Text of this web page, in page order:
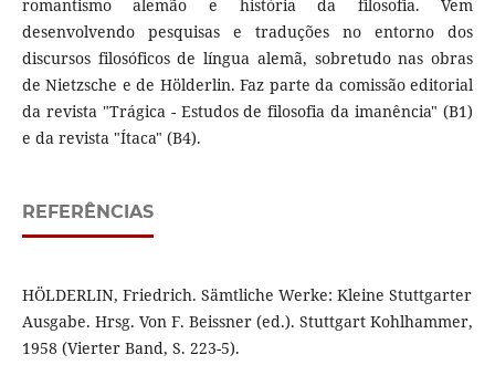
romantismo alemão e história da filosofia. Vem
desenvolvendo pesquisas e traduções no entorno dos
discursos filosóficos de língua alemã, sobretudo nas obras
de Nietzsche e de Hölderlin. Faz parte da comissão editorial
da revista "Trágica - Estudos de filosofia da imanência" (B1)
e da revista "Ítaca" (B4).
REFERÊNCIAS
HÖLDERLIN, Friedrich. Sämtliche Werke: Kleine Stuttgarter
Ausgabe. Hrsg. Von F. Beissner (ed.). Stuttgart Kohlhammer,
1958 (Vierter Band, S. 223-5).